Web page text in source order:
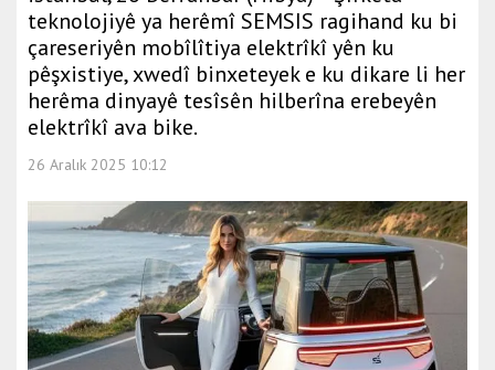
teknolojiyê ya herêmî SEMSIS ragihand ku bi
çareseriyên mobîlîtiya elektrîkî yên ku
pêşxistiye, xwedî binxeteyek e ku dikare li her
herêma dinyayê tesîsên hilberîna erebeyên
elektrîkî ava bike.
26 Aralık 2025 10:12